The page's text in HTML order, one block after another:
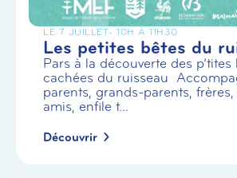
LE 7 JUILLET- 10H À 11H30
Les petites bêtes du
Pars à la découverte des p’tites
cachées du ruisseau
parents, grands-parents,
amis, enfile t...
Découvrir